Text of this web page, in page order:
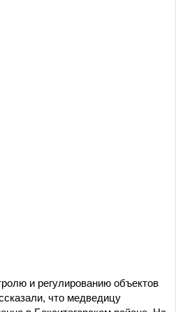
и регулированию объектов
что медведицу